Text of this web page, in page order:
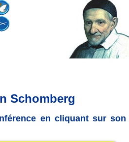
Schomberg
en cliquant sur son